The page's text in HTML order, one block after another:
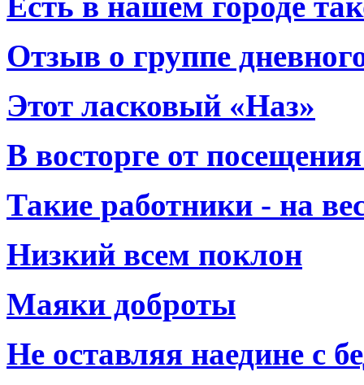
Отзыв о группе
Этот ласковый «Наз»
В восторге от
Такие работники - на
Низкий всем поклон
Маяки доброты
Не оставляя наедине с